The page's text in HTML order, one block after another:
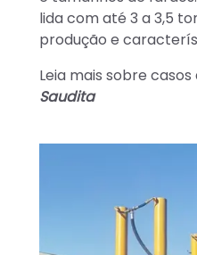
lida com até 3 a 3,5
produção e
Leia mais sobre
Saudita